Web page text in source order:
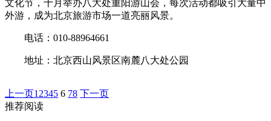
文化节，十月举办八大处重阳游山会，每次活动都吸引大量中
外游，成为北京旅游市场一道亮丽风景。
电话：010-88964661
地址：北京西山风景区南麓八大处公园
上一页1 2345 6 78 下一页
推荐阅读